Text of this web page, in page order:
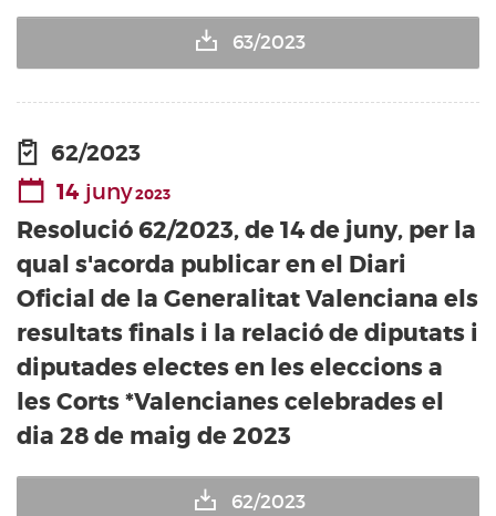
63/2023
62/2023
14 juny2023
Resolució 62/2023, de 14 de juny, per la
qual s'acorda publicar en el Diari
Oficial de la Generalitat Valenciana els
resultats finals i la relació de diputats i
diputades electes en les eleccions a
les Corts *Valencianes celebrades el
dia 28 de maig de 2023
62/2023